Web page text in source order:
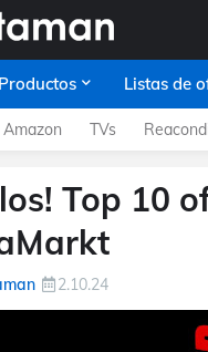
Productos Listas de
Amazon TVs
Top 10
2.10.24